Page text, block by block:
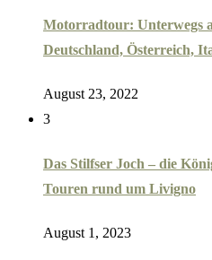
Motorradtour: Unterwegs
Deutschland, Österreich,
August 23, 2022
3
Das Stilfser Joch – die
Touren rund um Livigno
August 1, 2023